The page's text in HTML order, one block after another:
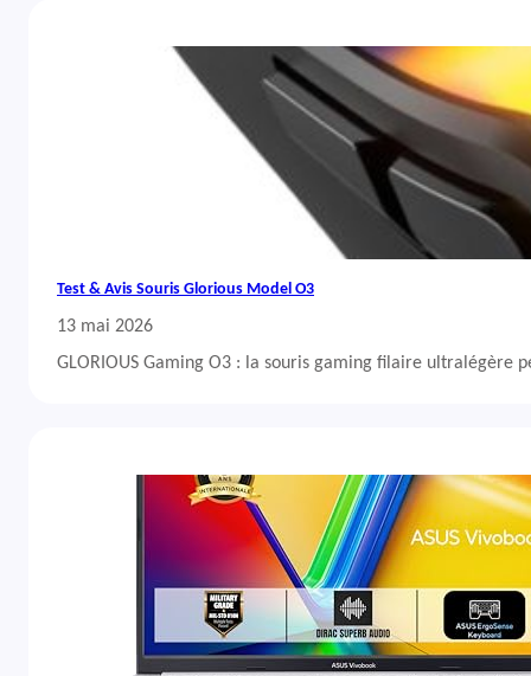
Test & Avis Souris Glorious Model O3
13 mai 2026
GLORIOUS Gaming O3 : la souris gaming filaire ultralégère